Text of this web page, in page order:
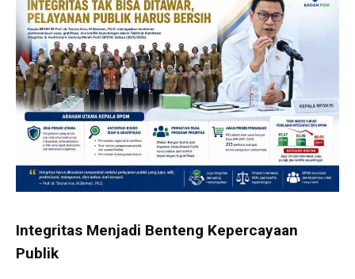
Integritas Menjadi Benteng Kepercayaan
Publik